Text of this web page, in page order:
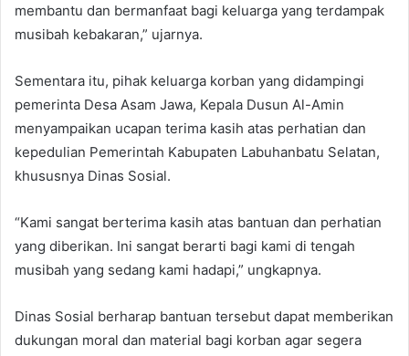
membantu dan bermanfaat bagi keluarga yang terdampak
musibah kebakaran,” ujarnya.
Sementara itu, pihak keluarga korban yang didampingi
pemerinta Desa Asam Jawa, Kepala Dusun Al-Amin
menyampaikan ucapan terima kasih atas perhatian dan
kepedulian Pemerintah Kabupaten Labuhanbatu Selatan,
khususnya Dinas Sosial.
“Kami sangat berterima kasih atas bantuan dan perhatian
yang diberikan. Ini sangat berarti bagi kami di tengah
musibah yang sedang kami hadapi,” ungkapnya.
Dinas Sosial berharap bantuan tersebut dapat memberikan
dukungan moral dan material bagi korban agar segera